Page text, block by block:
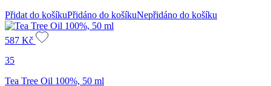
Přidat do košíkuPřidáno do košíkuNepřidáno do košíku
587 Kč
35
Tea Tree Oil 100%, 50 ml